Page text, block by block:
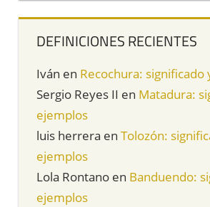
DEFINICIONES RECIENTES
Iván en Recochura: significado
Sergio Reyes II en Matadura:
ejemplos
luis herrera en Tolozón:
ejemplos
Lola Rontano en Banduendo:
ejemplos